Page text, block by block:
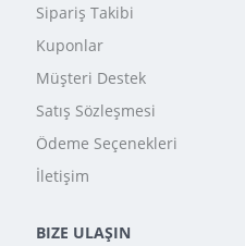
Sipariş Takibi
Kuponlar
Müşteri Destek
Satış Sözleşmesi
Ödeme Seçenekleri
İletişim
BIZE ULAŞIN